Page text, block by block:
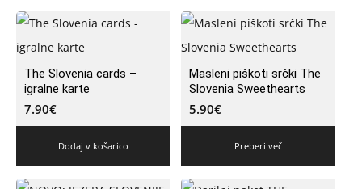
The Slovenia cards –
igralne karte
7.90€
Dodaj v košarico
Masleni piškoti srčki The
Slovenia Sweethearts
5.90€
Preberi več